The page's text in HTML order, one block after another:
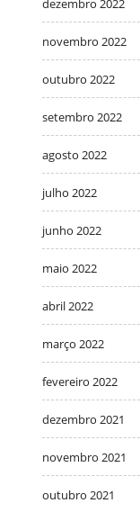
dezembro 2022
novembro 2022
outubro 2022
setembro 2022
agosto 2022
julho 2022
junho 2022
maio 2022
abril 2022
março 2022
fevereiro 2022
dezembro 2021
novembro 2021
outubro 2021